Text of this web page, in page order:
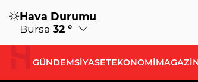
Hava Durumu
Bursa 32 °
GÜNDEMSİYASETEKONOMİ